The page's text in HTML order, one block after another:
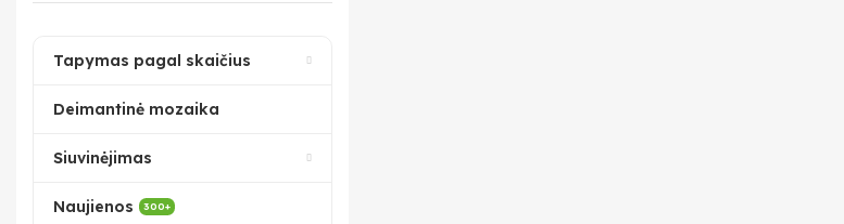
Tapymas pagal skaičius
Deimantinė mozaika
Siuvinėjimas
Naujienos 300+